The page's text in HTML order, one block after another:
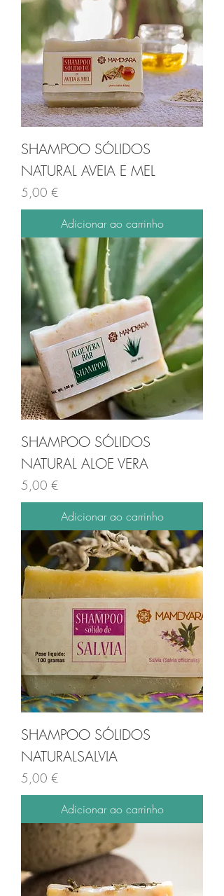
SHAMPOO SÓLIDOS
NATURAL AVEIA E MEL
Preço
5,00 €
Adicionar ao carrinho
SHAMPOO SÓLIDOS
NATURAL ALOE VERA
Preço
5,00 €
Adicionar ao carrinho
SHAMPOO SÓLIDOS
NATURALSALVIA
Preço
5,00 €
Adicionar ao carrinho